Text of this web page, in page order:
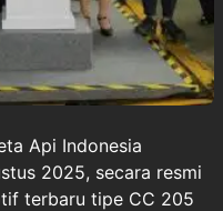
Api Indonesia
2025, secara resmi
terbaru tipe CC 205